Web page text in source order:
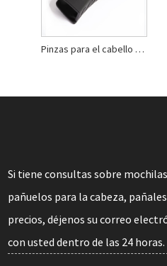
Pinzas para el cabello con contorno rectangular negro mate
Si tiene consultas sobre
pañuelos para la cabeza,
precios, déjenos su correo
con usted dentro de las 24 horas.